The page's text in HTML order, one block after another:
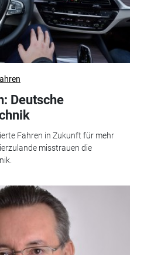
Deutsche
Fahren in Zukunft für mehr
misstrauen die